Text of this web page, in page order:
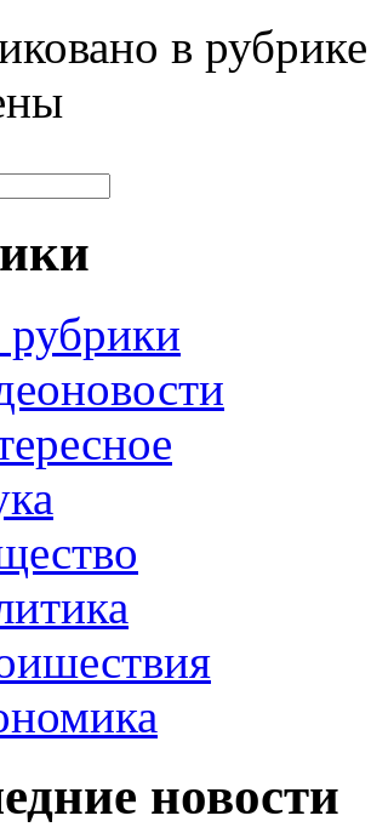
в
рубрики
новости